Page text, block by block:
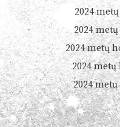
2024
2024
2024 metų
2024
2024